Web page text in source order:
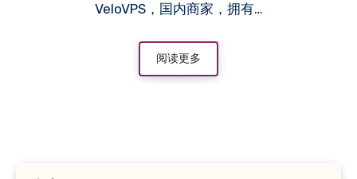
VeloVPS，国内商家，拥有…
阅读更多